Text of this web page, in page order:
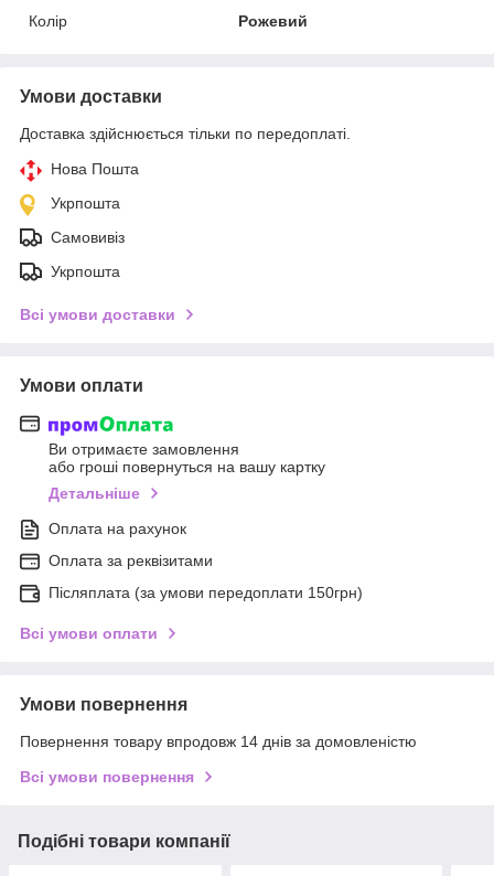
Колір Рожевий
Умови доставки
Доставка здійснюється тільки по передоплаті.
Нова Пошта
Укрпошта
Самовивіз
Укрпошта
Всі умови доставки
Умови оплати
Ви отримаєте замовлення
або гроші повернуться на вашу картку
Детальніше
Оплата на рахунок
Оплата за реквізитами
Післяплата (за умови передоплати 150грн)
Всі умови оплати
Умови повернення
Повернення товару впродовж 14 днів за домовленістю
Всі умови повернення
Подібні товари компанії